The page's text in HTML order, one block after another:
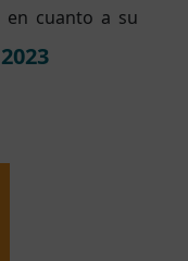
en cuanto a su
2023